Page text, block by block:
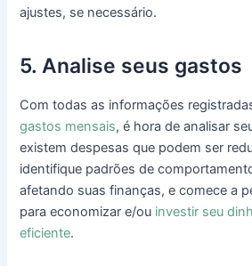
ajustes, se necessário.
5. Analise seus gastos
Com todas as informações
gastos mensais, é hora de analisar
existem despesas que podem ser
identifique padrões de
afetando suas finanças, e comece a
para economizar e/ou investir seu
eficiente.